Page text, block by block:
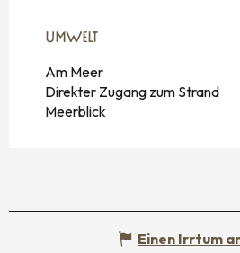
UMWELT
UMWELT
Am Meer
Direkter Zugang zum Strand
Meerblick
Einen Irrtum